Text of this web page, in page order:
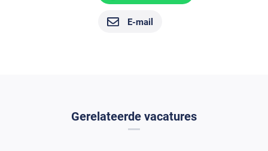
E-mail
Gerelateerde vacatures